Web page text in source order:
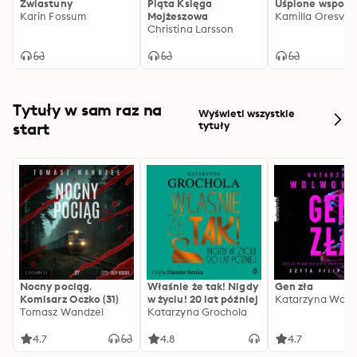
najlepszą powieść kryminalną w krajach
skandynawskich. Autorka w swoich książkach skupia
się przede wszystkim na motywacjach morderców i
Zwiastuny
Karin Fossum
Piąta Księga
Mojżeszowa
Christina Larsson
Uśpione
Kamilla
Tytuły w sam raz na
start
Wyświetl wszystkie
tytuły
Nocny pociąg.
Komisarz Oczko (31)
Tomasz Wandzel
4.7
Właśnie że tak! Nigdy
w życiu! 20 lat później
Katarzyna Grochola
4.8
Gen zła
Katarzyna
4.7